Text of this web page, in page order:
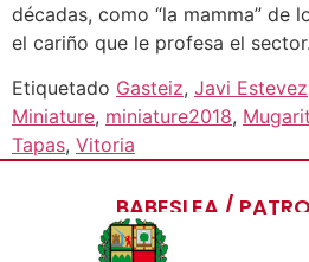
décadas, como “la mamma” de
el cariño que le profesa el sector.
Etiquetado Gasteiz, Javi Estevez
Miniature, miniature2018,
Tapas, Vitoria
BABESLEA /